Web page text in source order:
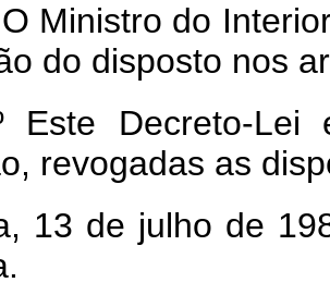
O Ministro do
do disposto nos
Este Decreto-
revogadas as
13 de julho de